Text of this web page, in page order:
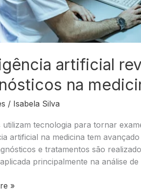
artificial
na
/ Isabela Silva
utilizam tecnologia para tornar
artificial na medicina tem
e tratamentos são
principalmente na análise
»